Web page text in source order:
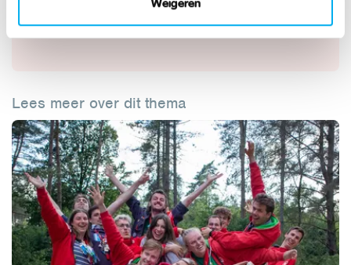
Weigeren
Logistiek
Lees meer over dit thema